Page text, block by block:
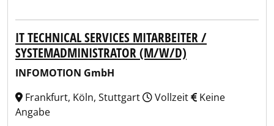
IT TECHNICAL SERVICES MITARBEITER /
SYSTEMADMINISTRATOR (M/W/D)
INFOMOTION GmbH
Frankfurt, Köln, Stuttgart
Vollzeit
Keine
Angabe